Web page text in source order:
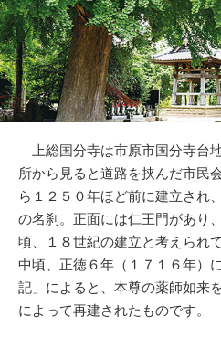
上総国分寺は市原市国分寺台
所から見ると道路を挟んだ市民
ら１２５０年ほど前に建立され
の名刹。正面には仁王門があり
頃、１８世紀の建立と考えられ
中頃、正徳６年（１７１６年）
記」によると、本尊の薬師如来
によって再建されたものです。